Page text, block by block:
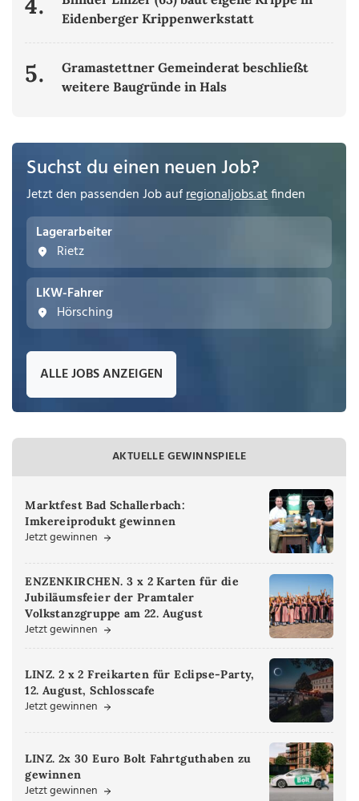
Eidenberger Krippenwerkstatt
5.
Gramastettner Gemeinderat beschließt
weitere Baugründe in Hals
Suchst du einen neuen Job?
Jetzt den passenden Job aufregionaljobs.atfinden
Lagerarbeiter
Rietz
LKW-Fahrer
Hörsching
ALLE JOBS ANZEIGEN
AKTUELLE GEWINNSPIELE
Marktfest Bad Schallerbach:
Imkereiprodukt gewinnen
Jetzt gewinnen
ENZENKIRCHEN. 3 x 2 Karten für die
Jubiläumsfeier der Pramtaler
Volkstanzgruppe am 22. August
Jetzt gewinnen
LINZ. 2 x 2 Freikarten für Eclipse-Party,
12. August, Schlosscafe
Jetzt gewinnen
LINZ. 2x 30 Euro Bolt Fahrtguthaben zu
gewinnen
Jetzt gewinnen